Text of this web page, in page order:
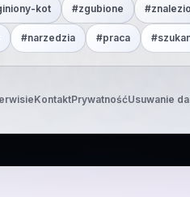
kot #zgubione #
#narzedzia #praca #
KontaktPrywatnośćUsuwanie